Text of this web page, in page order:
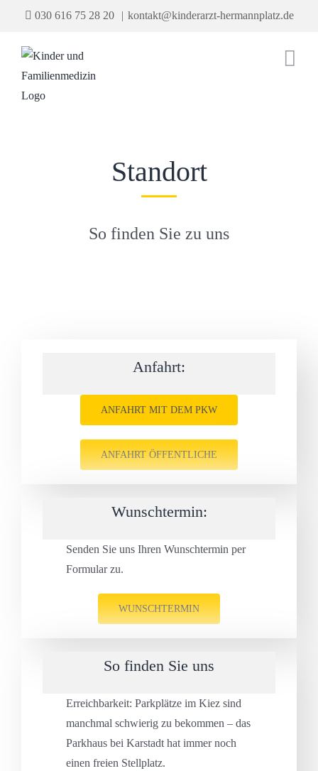
springen
030 616 75 28 20 | kontakt@kinderarzt-hermannplatz.de
Standort
So finden Sie zu uns
Anfahrt:
ANFAHRT MIT DEM PKW
ANFAHRT ÖFFENTLICHE
Wunschtermin:
Senden Sie uns Ihren Wunschtermin per
Formular zu.
WUNSCHTERMIN
So finden Sie uns
Erreichbarkeit: Parkplätze im Kiez sind
manchmal schwierig zu bekommen – das
Parkhaus bei Karstadt hat immer noch
einen freien Stellplatz.